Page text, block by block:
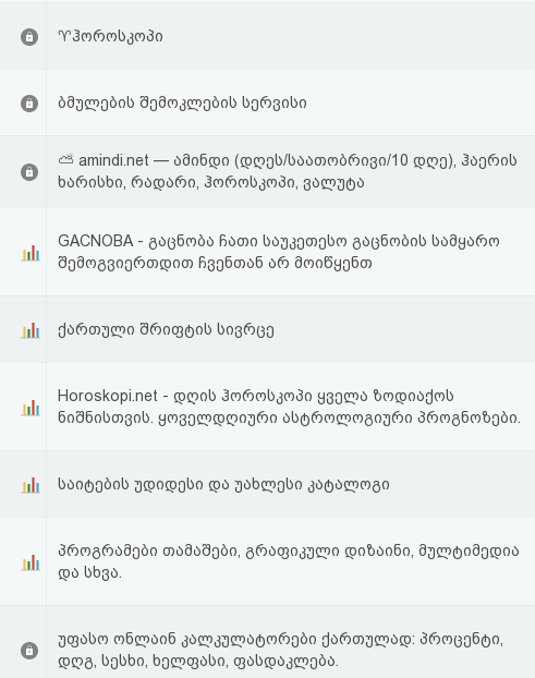
♈ჰოროსკოპი
ბმულების შემოკლების სერვისი
⛅ amindi.net — ამინდი (დღეს/საათობრივი/10 დღე), ჰაერის
ხარისხი, რადარი, ჰოროსკოპი, ვალუტა
GACNOBA - გაცნობა ჩათი საუკეთესო გაცნობის სამყარო
შემოგვიერთდით ჩვენთან არ მოიწყენთ
ქართული შრიფტის სივრცე
Horoskopi.net - დღის ჰოროსკოპი ყველა ზოდიაქოს
ნიშნისთვის. ყოველდღიური ასტროლოგიური პროგნოზები.
საიტების უდიდესი და უახლესი კატალოგი
პროგრამები თამაშები, გრაფიკული დიზაინი, მულტიმედია
და სხვა.
უფასო ონლაინ კალკულატორები ქართულად: პროცენტი,
დღგ, სესხი, ხელფასი, ფასდაკლება.